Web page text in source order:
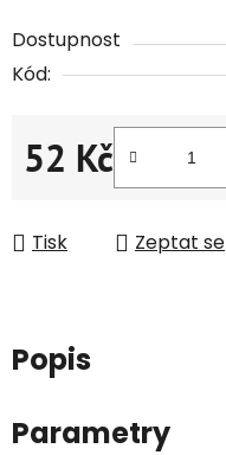
Dostupnost
Kód:
52 Kč
Měrná cena:
Tisk Zeptat se
Popis
Parametry